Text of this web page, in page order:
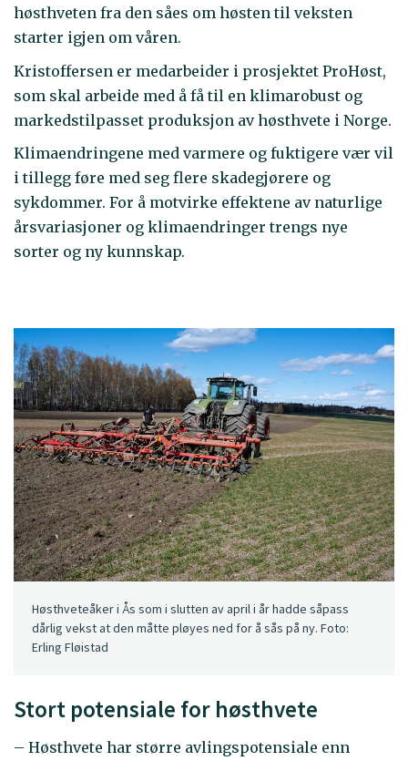
høsthveten fra den såes om høsten til veksten
starter igjen om våren.
Kristoffersen er medarbeider i prosjektet ProHøst,
som skal arbeide med å få til en klimarobust og
markedstilpasset produksjon av høsthvete i Norge.
Klimaendringene med varmere og fuktigere vær vil
i tillegg føre med seg flere skadegjørere og
sykdommer. For å motvirke effektene av naturlige
årsvariasjoner og klimaendringer trengs nye
sorter og ny kunnskap.
Høsthveteåker i Ås som i slutten av april i år hadde såpass
dårlig vekst at den måtte pløyes ned for å sås på ny. Foto:
Erling Fløistad
Stort potensiale for høsthvete
– Høsthvete har større avlingspotensiale enn